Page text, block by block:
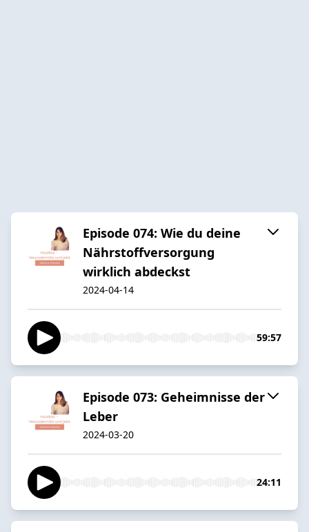
Episode 074: Wie du deine
Nährstoffversorgung
wirklich abdeckst
2024-04-14
59:57
Episode 073: Geheimnisse der
Leber
2024-03-20
24:11